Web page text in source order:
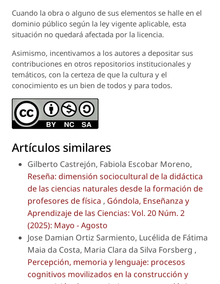
Cuando la obra o alguno de sus elementos se halle en el
dominio público según la ley vigente aplicable, esta
situación no quedará afectada por la licencia.
Asimismo, incentivamos a los autores a depositar sus
contribuciones en otros repositorios institucionales y
temáticos, con la certeza de que la cultura y el
conocimiento es un bien de todos y para todos.
Artículos similares
Gilberto Castrejón, Fabiola Escobar Moreno,
Reseña: dimensión sociocultural de la didáctica
de las ciencias naturales desde la formación de
profesores de física , Góndola, Enseñanza y
Aprendizaje de las Ciencias: Vol. 20 Núm. 2
(2025): Mayo - Agosto
Jose Damian Ortiz Sarmiento, Lucélida de Fátima
Maia da Costa, Maria Clara da Silva Forsberg ,
Percepción, memoria y lenguaje: procesos
cognitivos movilizados en la construcción y